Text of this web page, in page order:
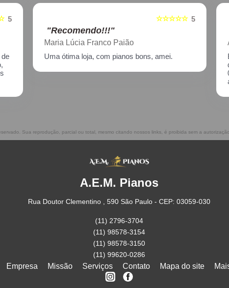
5 5
☆☆☆☆☆
"Recomendo!!!"
Aline Nagata
Excelente atendimento!! Enviei um piano para
02/2021, incluindo o transporte. Muito
Sua reprodução, parcial ou total, mesmo citando nossos links, é proibida sem a
A.E.M. Pianos
Rua Doutor Clementino , 590 São Paulo - CEP: 03059-030
(11) 2796-3704
(11) 98578-3154
(11) 98578-3150
(11) 99620-0286
Empresa Missão Serviços Contato Mapa do site